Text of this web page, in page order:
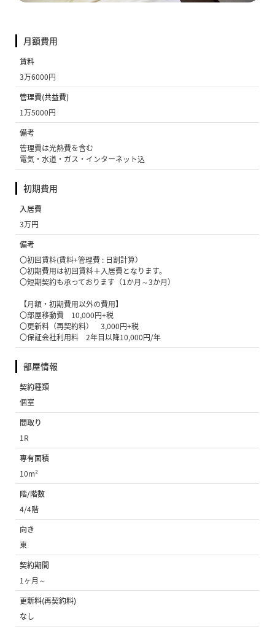
月額費用
賃料
3万6000円
管理費(共益費)
1万5000円
備考
管理費は光熱費を含む
電気・水道・ガス・インターネット込
初期費用
入居費
3万円
備考
〇初回賃料(賃料+管理費 : 日割計算）
〇初期費用は初回賃料＋入居費となります。
〇短期契約も承っております（1か月～3か月）
【月額・初期費用以外の費用】
〇部屋移動費 10,000円+税
〇更新料（再契約料） 3,000円+税
〇保証会社利用料 2年目以降10,000円/年
部屋情報
契約種類
個室
間取り
1R
専有面積
10m²
階/階数
4/4階
向き
東
契約期間
1ヶ月～
更新料(再契約料)
なし